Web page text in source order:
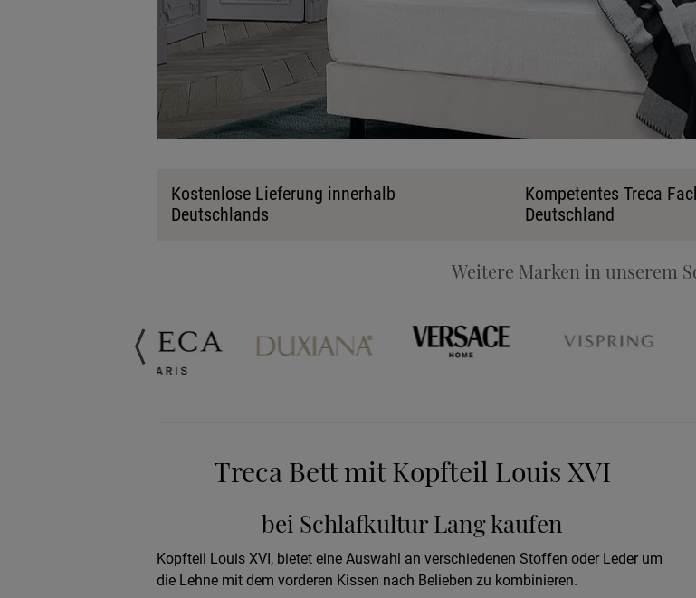
Kostenlose Lieferung innerhalb
Deutschlands
Kompetentes Treca
Deutschland
Weitere Marken in unserem
Treca Bett mit Kopfteil Louis XVI
bei Schlafkultur Lang kaufen
Kopfteil Louis XVI, bietet eine Auswahl an verschiedenen Stoffen oder Leder um
die Lehne mit dem vorderen Kissen nach Belieben zu kombinieren.